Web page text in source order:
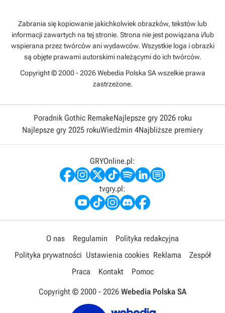
Zabrania się kopiowanie jakichkolwiek obrazków, tekstów lub
informacji zawartych na tej stronie. Strona nie jest powiązana i/lub
wspierana przez twórców ani wydawców. Wszystkie loga i obrazki
są objęte prawami autorskimi należącymi do ich twórców.
Copyright © 2000 - 2026 Webedia Polska SA wszelkie prawa
zastrzeżone.
Poradnik Gothic RemakeNajlepsze gry 2026 roku
Najlepsze gry 2025 rokuWiedźmin 4Najbliższe premiery
GRYOnline.pl:
tvgry.pl:
O nas Regulamin
Polityka redakcyjna
Polityka prywatności Ustawienia cookies Reklama
Zespół
Praca
Kontakt Pomoc
Copyright © 2000 - 2026 Webedia Polska SA